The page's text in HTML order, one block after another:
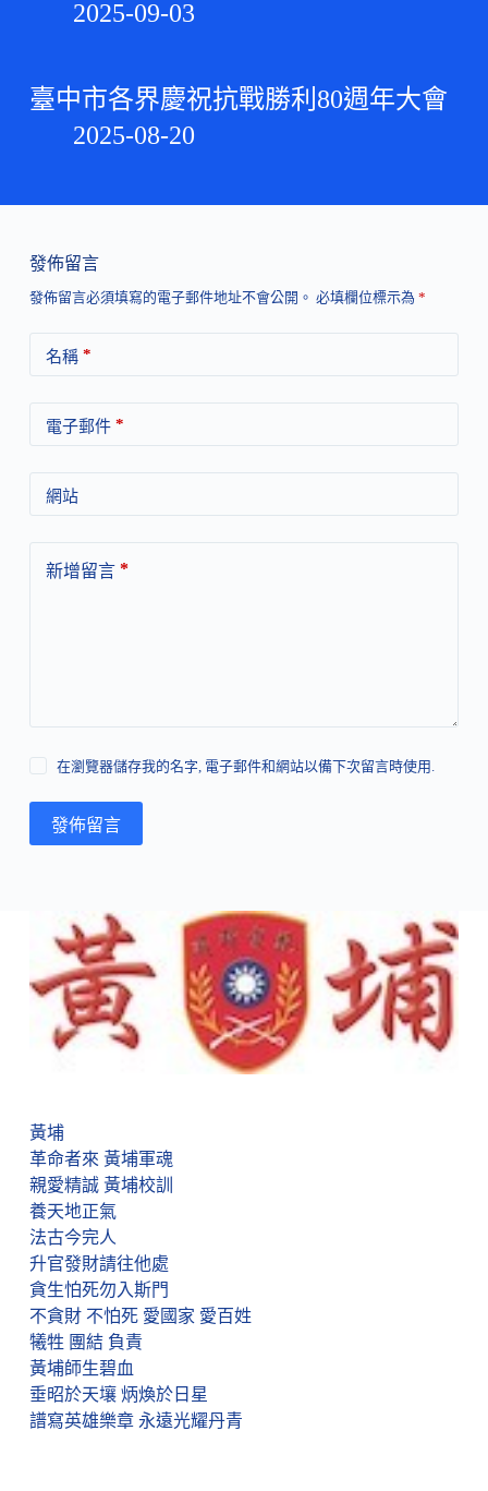
2025-09-03
臺中市各界慶祝抗戰勝利80週年大會
2025-08-20
發佈留言
發佈留言必須填寫的電子郵件地址不會公開。 必填欄位標示為 *
名稱 *
電子郵件*
網站
新增留言*
在瀏覽器儲存我的名字, 電子郵件和網站以備下次留言時使用.
發佈留言
黃埔
革命者來 黃埔軍魂
親愛精誠 黃埔校訓
養天地正氣
法古今完人
升官發財請往他處
貪生怕死勿入斯門
不貪財 不怕死 愛國家 愛百姓
犧牲 團結 負責
黃埔師生碧血
垂昭於天壤 炳煥於日星
譜寫英雄樂章 永遠光耀丹青